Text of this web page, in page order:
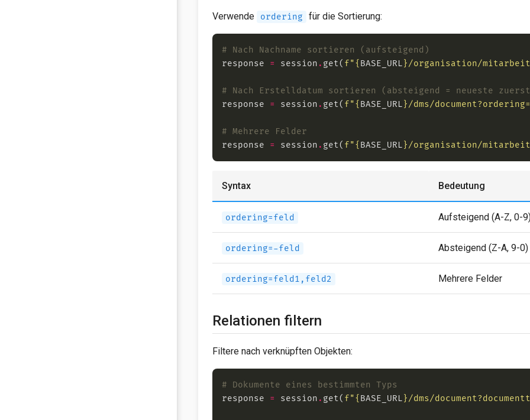
Verwende ordering für die Sortierung:
# Nach Nachname sortieren (aufsteigend)
response = session . get( f"{ BASE_URL }/organisation/
# Nach Erstelldatum sortieren (absteigend = neueste
response = session . get( f"{ BASE_URL }/dms/
# Mehrere Felder
response = session . get( f"{ BASE_URL }/organisation/
Syntax Bedeutung
ordering=feld Aufsteigend (A-Z, 0-
ordering=-feld Absteigend (Z-A, 9-0)
ordering=feld1,feld2 Mehrere Felder
Relationen filtern
Filtere nach verknüpften Objekten:
# Dokumente eines bestimmten Typs
response = session . get( f"{ BASE_URL }/dms/